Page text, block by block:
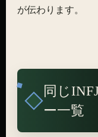
が伝わります。
同じ
ー一覧